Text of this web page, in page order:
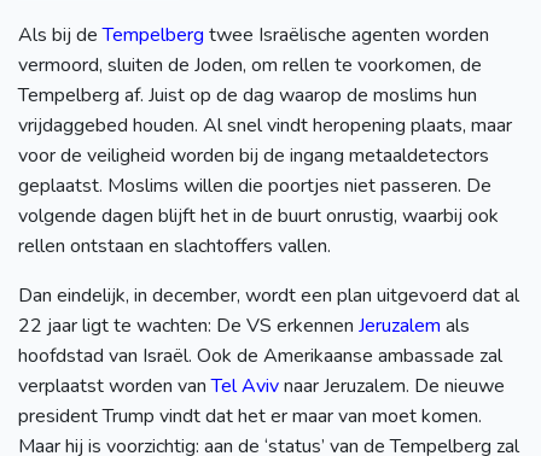
Als bij deTempelberg twee Israëlische agenten worden
vermoord, sluiten de Joden, om rellen te voorkomen, de
Tempelberg af. Juist op de dag waarop de moslims hun
vrijdaggebed houden. Al snel vindt heropening plaats, maar
voor de veiligheid worden bij de ingang metaaldetectors
geplaatst. Moslims willen die poortjes niet passeren. De
volgende dagen blijft het in de buurt onrustig, waarbij ook
rellen ontstaan en slachtoffers vallen.
Dan eindelijk, in december, wordt een plan uitgevoerd dat al
22 jaar ligt te wachten: De VS erkennen Jeruzalem als
hoofdstad van Israël. Ook de Amerikaanse ambassade zal
verplaatst worden vanTel Avivnaar Jeruzalem. De nieuwe
president Trump vindt dat het er maar van moet komen.
Maar hij is voorzichtig: aan de ‘status’ van de Tempelberg zal